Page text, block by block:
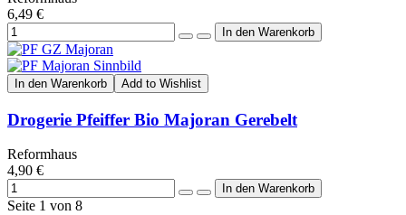
6,49 €
In den Warenkorb Add to Wishlist
Drogerie Pfeiffer Bio Majoran Gerebelt
Reformhaus
4,90 €
Seite 1 von 8